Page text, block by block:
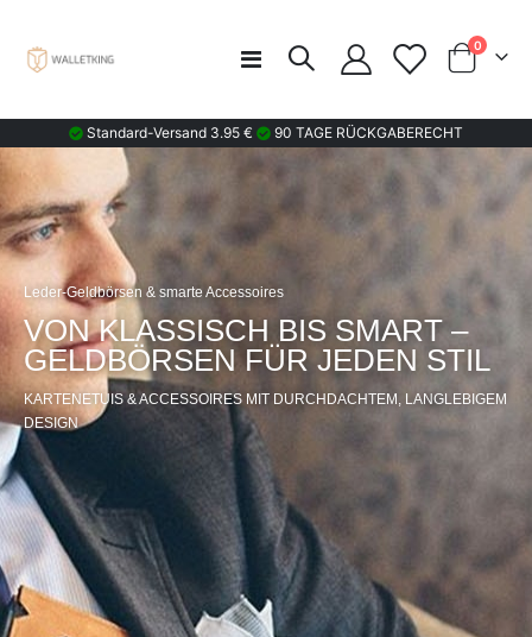
Navigation
0Artikel
Standard-Versand 3.95 € 90 TAGE RÜCKGABERECHT
Leder-Geldbörsen & smarte Accessoires
VON KLASSISCH BIS SMART –
GELDBÖRSEN FÜR JEDEN STIL
KARTENETUIS & ACCESSOIRES MIT DURCHDACHTEM, LANGLEBIGEM
DESIGN